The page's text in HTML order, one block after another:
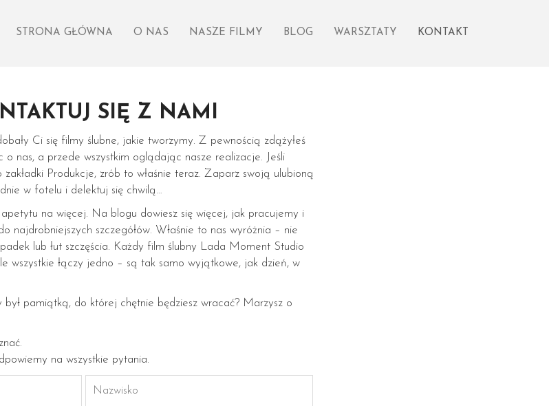
STRONA GŁÓWNA O NAS NASZE FILMY BLOG WARSZTATY KONTAKT
SIĘ Z NAMI
Ci się filmy ślubne, jakie tworzymy. Z pewnością zdążyłeś
o nas, a przede wszystkim oglądając nasze realizacje. Jeśli
zakładki Produkcje, zrób to właśnie teraz. Zaparz swoją ulubioną
w fotelu i delektuj się chwilą…
apetytu na więcej. Na blogu dowiesz się więcej, jak pracujemy i
najdrobniejszych szczegółów. Właśnie to nas wyróżnia – nie
lub łut szczęścia. Każdy film ślubny Lada Moment Studio
wszystkie łączy jedno – są tak samo wyjątkowe, jak dzień, w
był pamiątką, do której chętnie będziesz wracać? Marzysz o
na wszystkie pytania.